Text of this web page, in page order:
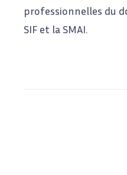
professionnelles du
SIFet la SMAI.